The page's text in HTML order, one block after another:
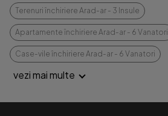
Terenuri închiriere Arad-ar - 3 Insule
Apartamente închiriere Arad-ar - 6 Vanatori
Case-vile închiriere Arad-ar - 6 Vanatori
vezi mai multe